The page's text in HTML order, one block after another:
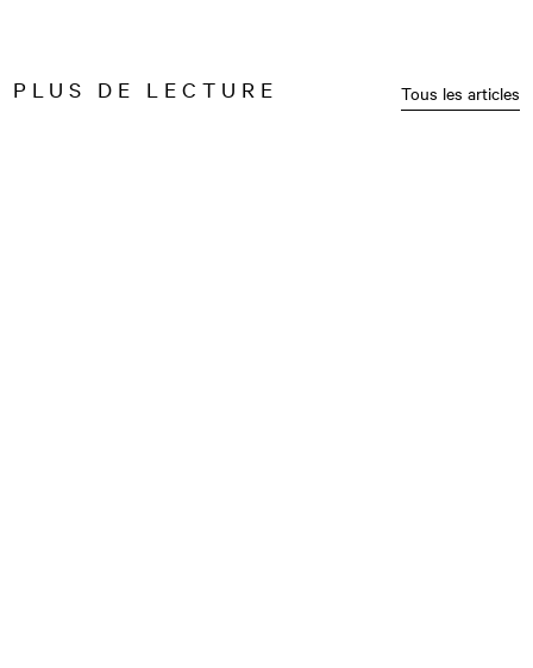
PLUS DE LECTURE Tous les articles